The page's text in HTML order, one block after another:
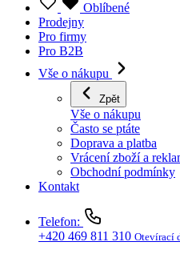
Oblíbené
Prodejny
Pro firmy
Pro B2B
Vše o nákupu
Zpět
Vše o nákupu
Často se ptáte
Doprava a platba
Vrácení zboží a
Obchodní podmínky
Kontakt
Telefon:
+420 469 811 310 Otevírací